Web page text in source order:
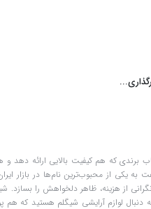
برندی که هم کیفیت بالایی ارائه دهد
به یکی از محبوب‌ترین نام‌ها در
از هزینه، ظاهر دلخواهش را بسازد.
دنبال لوازم آرایشی شیگلم هستید که